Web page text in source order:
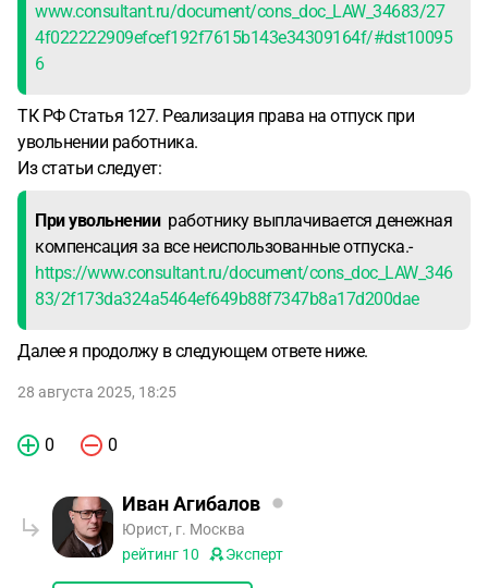
www.consultant.ru/document/cons_doc_LAW_34683/27
4f022222909efcef192f7615b143e34309164f/#dst10095
6
ТК РФ Статья 127. Реализация права на отпуск при
увольнении работника.
Из статьи следует:
При увольнении работнику выплачивается денежная
компенсация за все неиспользованные отпуска.-
https://www.consultant.ru/document/cons_doc_LAW_346
83/2f173da324a5464ef649b88f7347b8a17d200dae
Далее я продолжу в следующем ответе ниже.
28 августа 2025, 18:25
0 0
Иван Агибалов
Юрист, г. Москва
рейтинг 10 Эксперт